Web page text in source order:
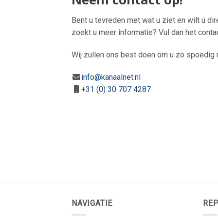
Bent u tevreden met wat u ziet en wilt u
zoekt u meer informatie? Vul dan het
Wij zullen ons best doen om u zo spoedig
info@kanaalnet.nl
+31 (0) 30 707 4287
NAVIGATIE